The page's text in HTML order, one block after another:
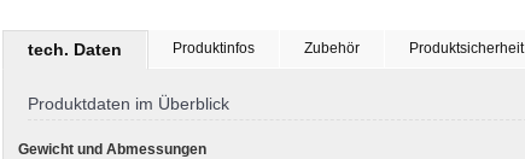
tech. Daten Produktinfos Zubehör Produktsicherheit
Produktdaten im Überblick
Gewicht und Abmessungen